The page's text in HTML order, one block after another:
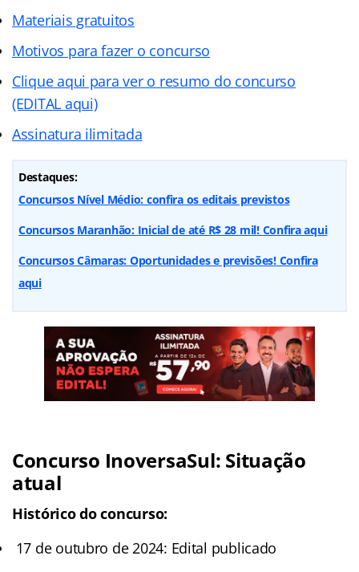
Materiais gratuitos
Motivos para fazer o concurso
Clique aqui para ver o resumo do concurso
(EDITAL aqui)
Assinatura ilimitada
Destaques:
Concursos Nível Médio: confira os editais previstos
Concursos Maranhão: Inicial de até R$ 28 mil! Confira aqui
Concursos Câmaras: Oportunidades e previsões! Confira
aqui
Concurso InoversaSul: Situação
atual
Histórico do concurso:
17 de outubro de 2024: Edital publicado